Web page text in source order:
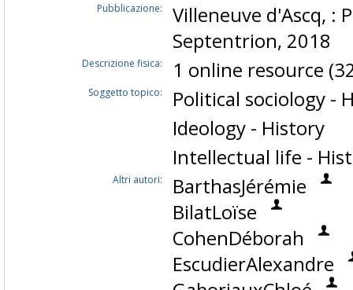
Pubblicazione:
Villeneuve d'Ascq, :
Septentrion, 2018
Descrizione fisica: 1 online resource
Soggetto topico:
Political sociology -
Ideology - History
Intellectual life -
Altri autori:
BarthasJérémie
BilatLoïse
CohenDéborah
EscudierAlexandre